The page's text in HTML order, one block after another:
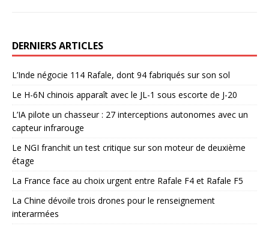
DERNIERS ARTICLES
L’Inde négocie 114 Rafale, dont 94 fabriqués sur son sol
Le H-6N chinois apparaît avec le JL-1 sous escorte de J-20
L’IA pilote un chasseur : 27 interceptions autonomes avec un
capteur infrarouge
Le NGI franchit un test critique sur son moteur de deuxième
étage
La France face au choix urgent entre Rafale F4 et Rafale F5
La Chine dévoile trois drones pour le renseignement
interarmées